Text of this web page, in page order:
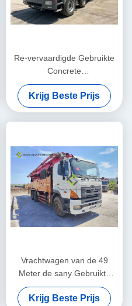
Re-vervaardigde Gebruikte
Concrete
Boomvrachtwagens 56
Meter Opgezette Concrete
Pomp
Krijg Beste Prijs
Vrachtwagen van de 49
Meter de sany Gebruikte
Concrete die Pomp met
HINO-Chassis wordt re-
Krijg Beste Prijs